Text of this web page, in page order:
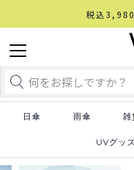
税込3,980
日傘 雨傘 雑
UVグッ